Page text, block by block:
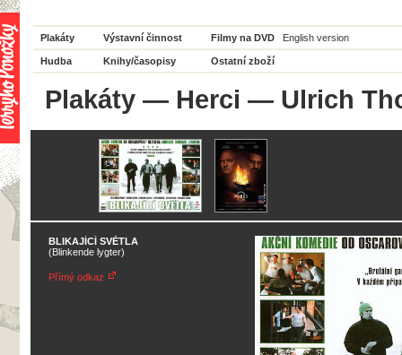
Plakáty Výstavní činnost Filmy na DVD English version
Hudba Knihy/časopisy Ostatní zboží
Plakáty — Herci — Ulrich
BLIKAJÍCÍ SVĚTLA
(Blinkende lygter)
Přímý odkaz